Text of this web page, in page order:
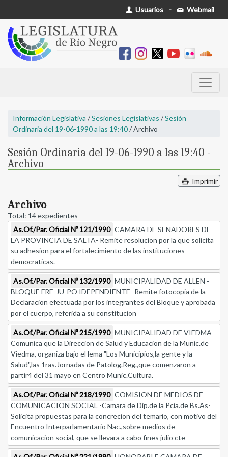
Usuarios - Webmail
Información Legislativa /Sesiones Legislativas /Sesión
Ordinaria del 19-06-1990 a las 19:40/ Archivo
Sesión Ordinaria del 19-06-1990 a las 19:40 -
Archivo
Imprimir
Archivo
Total: 14 expedientes
As.Of./Par. Oficial Nº 121/1990 CAMARA DE SENADORES DE
LA PROVINCIA DE SALTA- Remite resolucion por la que solicita
su adhesion para el fortalecimiento de las instituciones
democraticas.
As.Of./Par. Oficial Nº 132/1990 MUNICIPALIDAD DE ALLEN -
BLOQUE FRE-JU-PO IDEPENDIENTE- Remite fotocopia de la
Declaracion efectuada por los integrantes del Bloque y aprobada
por el cuerpo, referida a su constitucion
As.Of./Par. Oficial Nº 215/1990 MUNICIPALIDAD DE VIEDMA -
Comunica que la Direccion de Salud y Educacion de la Munic.de
Viedma, organiza bajo el lema "Los Municipios,la gente y la
Salud",las 1ras.Jornadas de Patolog.Reg.,que comenzaron a
partir4 del 31 mayo en Centro Munic.Cultura.
As.Of./Par. Oficial Nº 218/1990 COMISION DE MEDIOS DE
COMUNICACION SOCIAL -Camara de Dip.de la Pcia.de Bs.As-
Solicita propuestas para la concrecion del temario, con motivo del
Encuentro Interparlamentario Nac.,sobre medios de
comunicacion social, que se llevara a cabo fines julio cte